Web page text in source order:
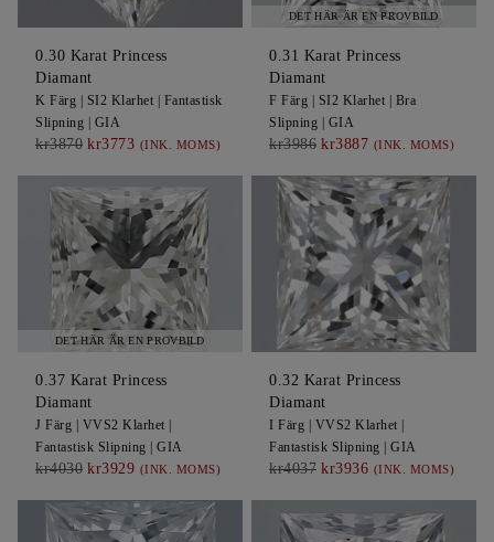
0.30 Karat Princess
Diamant
K Färg | SI2 Klarhet | Fantastisk
Slipning | GIA
kr3870 kr3773 (INK. MOMS)
DET HÄR ÄR EN PROVBILD
0.31 Karat Princess
Diamant
F Färg | SI2 Klarhet | Bra
Slipning | GIA
kr3986 kr3887 (INK. MOMS)
DET HÄR ÄR EN PROVBILD
0.37 Karat Princess
Diamant
J Färg | VVS2 Klarhet |
Fantastisk Slipning | GIA
kr4030 kr3929 (INK. MOMS)
0.32 Karat Princess
Diamant
I Färg | VVS2 Klarhet |
Fantastisk Slipning | GIA
kr4037 kr3936 (INK. MOMS)